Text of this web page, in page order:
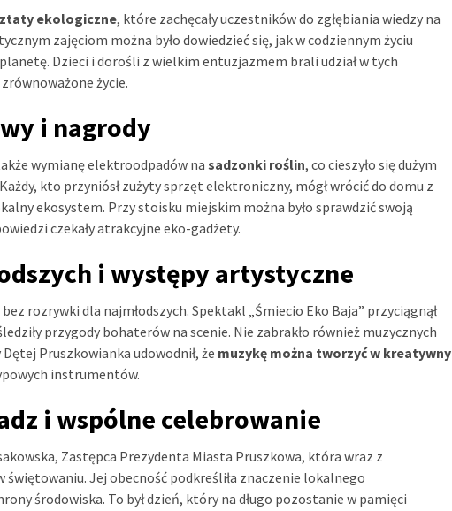
ekologiczne, które zachęcały uczestników do zgłębiania wiedzy na
zajęciom można było dowiedzieć się, jak w codziennym życiu
Dzieci i dorośli z wielkim entuzjazmem brali udział w tych
życie.
i nagrody
wymianę elektroodpadów na sadzonki roślin, co cieszyło się dużym
kto przyniósł zużyty sprzęt elektroniczny, mógł wrócić do domu z
ekosystem. Przy stoisku miejskim można było sprawdzić swoją
czekały atrakcyjne eko-gadżety.
i występy artystyczne
rozrywki dla najmłodszych. Spektakl „Śmiecio Eko Baja” przyciągnął
przygody bohaterów na scenie. Nie zabrakło również muzycznych
Pruszkowianka udowodnił, że muzykę można tworzyć w kreatywny
instrumentów.
i wspólne celebrowanie
Zastępca Prezydenta Miasta Pruszkowa, która wraz z
świętowaniu. Jej obecność podkreśliła znaczenie lokalnego
środowiska. To był dzień, który na długo pozostanie w pamięci